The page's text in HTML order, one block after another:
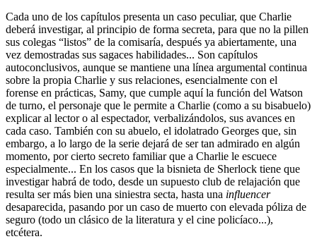
Cada uno de los capítulos presenta un caso peculiar, que Charlie
deberá investigar, al principio de forma secreta, para que no la pillen
sus colegas “listos” de la comisaría, después ya abiertamente, una
vez demostradas sus sagaces habilidades... Son capítulos
autoconclusivos, aunque se mantiene una línea argumental continua
sobre la propia Charlie y sus relaciones, esencialmente con el
forense en prácticas, Samy, que cumple aquí la función del Watson
de turno, el personaje que le permite a Charlie (como a su bisabuelo)
explicar al lector o al espectador, verbalizándolos, sus avances en
cada caso. También con su abuelo, el idolatrado Georges que, sin
embargo, a lo largo de la serie dejará de ser tan admirado en algún
momento, por cierto secreto familiar que a Charlie le escuece
especialmente... En los casos que la bisnieta de Sherlock tiene que
investigar habrá de todo, desde un supuesto club de relajación que
resulta ser más bien una siniestra secta, hasta una influencer
desaparecida, pasando por un caso de muerto con elevada póliza de
seguro (todo un clásico de la literatura y el cine policíaco...),
etcétera.